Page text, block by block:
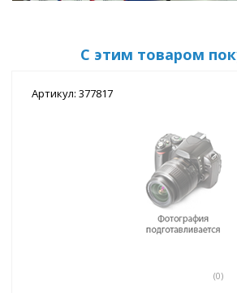
С этим товаром
Артикул: 377817
(0)